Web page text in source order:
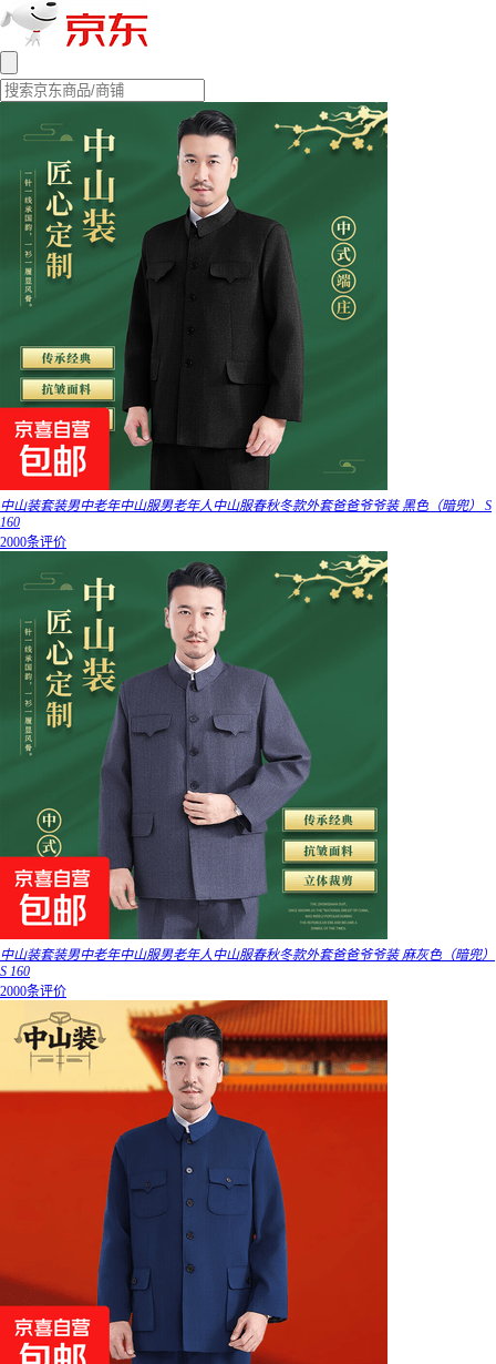
中山装套装男中老年中山服男老年人中山服春秋冬款外套爸爸爷爷装 黑色（暗兜） S
160
2000条评价
中山装套装男中老年中山服男老年人中山服春秋冬款外套爸爸爷爷装 麻灰色（暗兜）
S 160
2000条评价